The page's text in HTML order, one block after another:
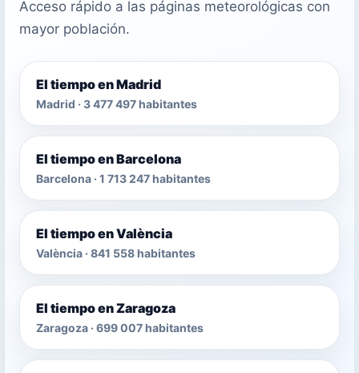
Acceso rápido a las páginas meteorológicas con
mayor población.
El tiempo en Madrid
Madrid · 3 477 497 habitantes
El tiempo en Barcelona
Barcelona · 1 713 247 habitantes
El tiempo en València
València · 841 558 habitantes
El tiempo en Zaragoza
Zaragoza · 699 007 habitantes